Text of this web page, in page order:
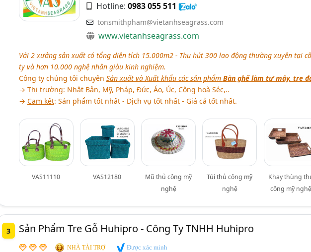
Hotline: 0983 055 511
tonsmithpham@vietanhseagrass.com
www.vietanhseagrass.com
Với 2 xưởng sản xuất có tổng diện tích 15.000m2 - Thu hút 300 lao động thường xuyên tại
ty và hơn 10.000 nghệ nhân giàu kinh nghiệm.
Công ty chúng tôi chuyên Sản xuất và Xuất khẩu các sản phẩm Bàn ghế làm tư mây, tre
→ Thị trường: Nhật Bản, Mỹ, Pháp, Đức, Áo, Úc, Cộng hoà Séc,..
→ Cam kết: Sản phẩm tốt nhất - Dịch vụ tốt nhất - Giá cả tốt nhất.
VAS11110 VAS12180
Mũ thủ công mỹ
nghệ
Túi thủ công mỹ
nghệ
Khay thùng
công mỹ nghệ
3 Sản Phẩm Tre Gỗ Huhipro - Công Ty TNHH Huhipro
NHÀ TÀI TRỢ Được xác minh